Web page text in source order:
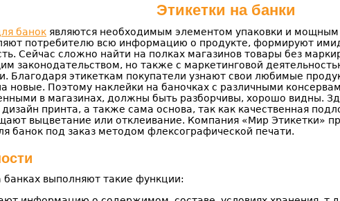
Этикетки на банки
банок являются необходимым элементом упаковки и
потребителю всю информацию о продукте, формируют
Сейчас сложно найти на полках магазинов товары без
законодательством, но также с маркетинговой
Благодаря этикеткам покупатели узнают свои любимые
новые. Поэтому наклейки на баночках с различными
в магазинах, должны быть разборчивы, хорошо видны.
принта, а также сама основа, так как качественная
выцветание или отклеивание. Компания «Мир Этикетки»
банок под заказ методом флексографической печати.
банках выполняют такие функции: